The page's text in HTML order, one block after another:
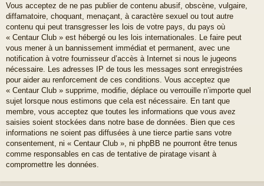
Vous acceptez de ne pas publier de contenu abusif, obscène, vulgaire,
diffamatoire, choquant, menaçant, à caractère sexuel ou tout autre
contenu qui peut transgresser les lois de votre pays, du pays où
« Centaur Club » est hébergé ou les lois internationales. Le faire peut
vous mener à un bannissement immédiat et permanent, avec une
notification à votre fournisseur d’accès à Internet si nous le jugeons
nécessaire. Les adresses IP de tous les messages sont enregistrées
pour aider au renforcement de ces conditions. Vous acceptez que
« Centaur Club » supprime, modifie, déplace ou verrouille n’importe quel
sujet lorsque nous estimons que cela est nécessaire. En tant que
membre, vous acceptez que toutes les informations que vous avez
saisies soient stockées dans notre base de données. Bien que ces
informations ne soient pas diffusées à une tierce partie sans votre
consentement, ni « Centaur Club », ni phpBB ne pourront être tenus
comme responsables en cas de tentative de piratage visant à
compromettre les données.